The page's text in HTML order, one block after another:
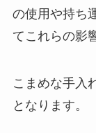
の使用や持ち
てこれらの影
こまめな手入
となります。